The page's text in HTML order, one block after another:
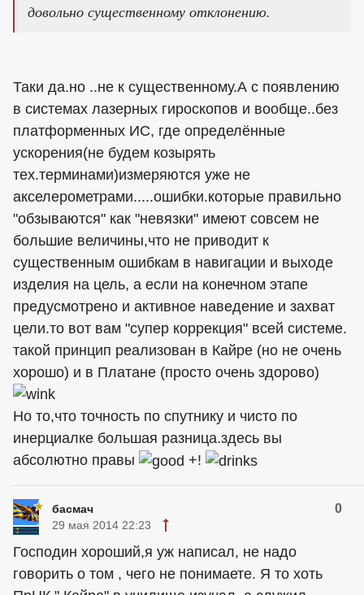
довольно существенному отклонению.
Таки да.но ..не к существенному.А с появлению
в системах лазерных гироскопов и вообще..без
платформенных ИС, где определённые
ускорения(не будем козырять
тех.терминами)измеряются уже не
акселерометрами.....ошибки.которые правильно
"обзываются" как "невязки" имеют совсем не
большие величины,что не приводит к
существенным ошибкам в навигации и выходе
изделия на цель, а если на конечном этапе
предусмотрено и активное наведение и захват
цели.то вот вам "супер коррекция" всей системе.
такой принцип реализован в Кайре (но не очень
хорошо) и в Платане (просто очень здорово)
Но то,что точность по спутнику и чисто по
инерциалке большая разница.здесь вы
абсолютно правы
+!
басмач 0
29 мая 2014 22:23
Господин хороший,я уж написал, не надо
говорить о том , чего не понимаете. Я то хоть